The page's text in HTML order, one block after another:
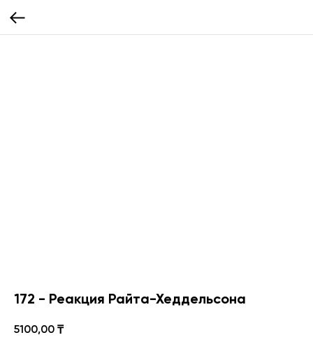
172 - Реакция Райта-Хеддельсона
5100,00 ₸